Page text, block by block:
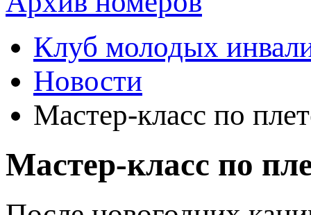
Клуб молодых
Новости
Мастер-класс по
Мастер-класс по